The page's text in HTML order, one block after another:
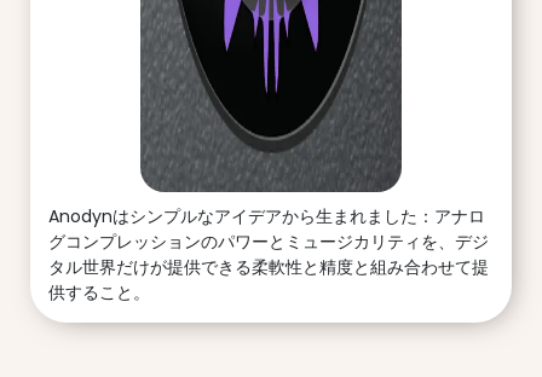
Anodynはシンプルなアイデアから生まれました：アナロ
グコンプレッションのパワーとミュージカリティを、デジ
タル世界だけが提供できる柔軟性と精度と組み合わせて提
供すること。